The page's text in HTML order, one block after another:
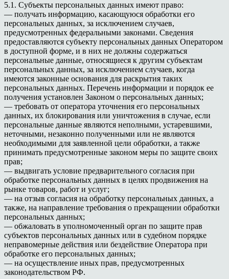
5.1. Субъекты персональных данных имеют право:
— получать информацию, касающуюся обработки его
персональных данных, за исключением случаев,
предусмотренных федеральными законами. Сведения
предоставляются субъекту персональных данных Оператором
в доступной форме, и в них не должны содержаться
персональные данные, относящиеся к другим субъектам
персональных данных, за исключением случаев, когда
имеются законные основания для раскрытия таких
персональных данных. Перечень информации и порядок ее
получения установлен Законом о персональных данных;
— требовать от оператора уточнения его персональных
данных, их блокирования или уничтожения в случае, если
персональные данные являются неполными, устаревшими,
неточными, незаконно полученными или не являются
необходимыми для заявленной цели обработки, а также
принимать предусмотренные законом меры по защите своих
прав;
— выдвигать условие предварительного согласия при
обработке персональных данных в целях продвижения на
рынке товаров, работ и услуг;
— на отзыв согласия на обработку персональных данных, а
также, на направление требования о прекращении обработки
персональных данных;
— обжаловать в уполномоченный орган по защите прав
субъектов персональных данных или в судебном порядке
неправомерные действия или бездействие Оператора при
обработке его персональных данных;
— на осуществление иных прав, предусмотренных
законодательством РФ.